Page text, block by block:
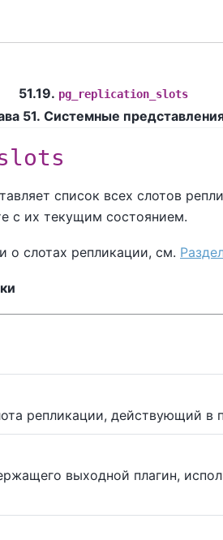
51.19. pg_replication_slots
51. Системные
список всех слотов
с их текущим состоянием.
о слотах репликации, см.
репликации, действующий в
выходной плагин,